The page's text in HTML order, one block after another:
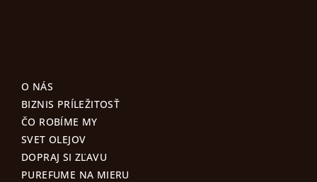
O NÁS
BIZNIS PRÍLEŽITOSŤ
ČO ROBÍME MY
SVET OLEJOV
DOPRAJ SI ZĽAVU
PUREFUME NA MIERU